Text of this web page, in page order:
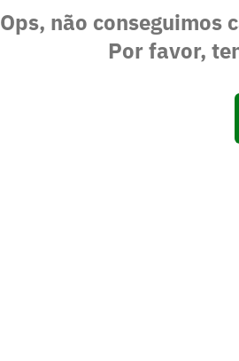
Ops, não conseguimos
Por favor,